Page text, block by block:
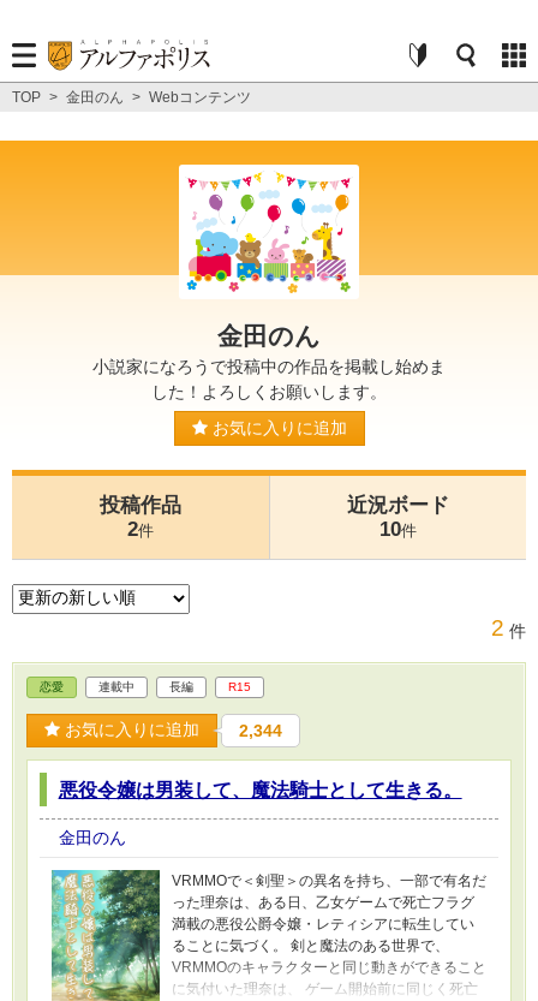
TOP > 金田のん > Webコンテンツ
金田のん
小説家になろうで投稿中の作品を掲載し始めま
した！よろしくお願いします。
お気に入りに追加
投稿作品
2件
近況ボード
10件
2 件
恋愛 連載中 長編 R15
お気に入りに追加 2,344
悪役令嬢は男装して、魔法騎士として生きる。
金田のん
VRMMOで＜剣聖＞の異名を持ち、一部で有名だ
った理奈は、ある日、乙女ゲームで死亡フラグ
満載の悪役公爵令嬢・レティシアに転生してい
ることに気づく。 剣と魔法のある世界で、
VRMMOのキャラクターと同じ動きができること
に気付いた理奈は、 ゲーム開始前に同じく死亡